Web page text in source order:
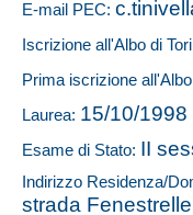
E-mail PEC:
Iscrizione all'Albo di
Prima iscrizione
Laurea: 15/10/1998
Esame di Stato: II
Indirizzo Residenza/
strada